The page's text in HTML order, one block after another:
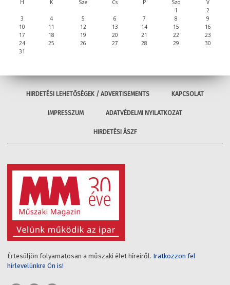
H K Sze Cs P Szo
V
1
2
3
4 5 6 7 8
9
10
11 12 13 14 15
16
17
18 19 20 21 22
23
24
25 26 27 28 29
30
31
HIRDETÉSI LEHETŐSÉGEK / ADVERTISEMENTS KAPCSOLAT
IMPRESSZUM ADATVÉDELMI NYILATKOZAT
HIRDETÉSI ÁSZF
Értesüljön folyamatosan a műszaki élet híreiről. Iratkozzon fel
hírlevelünkre Ön is!